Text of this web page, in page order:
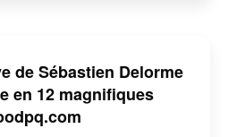
de Sébastien Delorme
en 12 magnifiques